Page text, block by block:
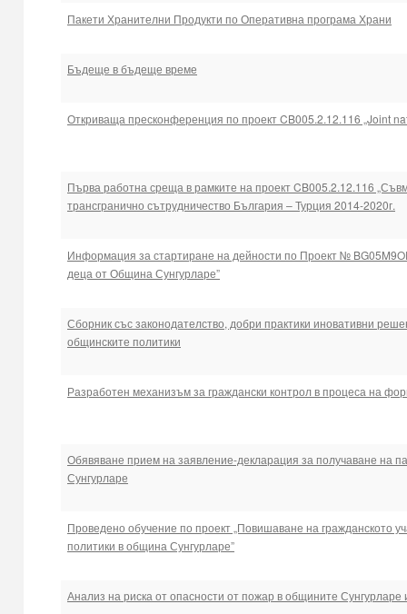
Пакети Хранителни Продукти по Оперативна програма Храни
Бъдеще в бъдеще време
Откриваща пресконференция по проект CB005.2.12.116 „Joint
Първа работна среща в рамките на проект CB005.2.12.116
трансгранично сътрудничество България – Турция 2014-2020г.
Информация за стартиране на дейности по Проект №
деца от Община Сунгурларе”
Сборник със законодателство, добри практики иновативни
общинските политики
Разработен механизъм за граждански контрол в процеса на
Обявяване прием на заявление-декларация за получаване на
Сунгурларе
Проведено обучение по проект „Повишаване на гражданското
политики в община Сунгурларе”
Анализ на риска от опасности от пожар в общините